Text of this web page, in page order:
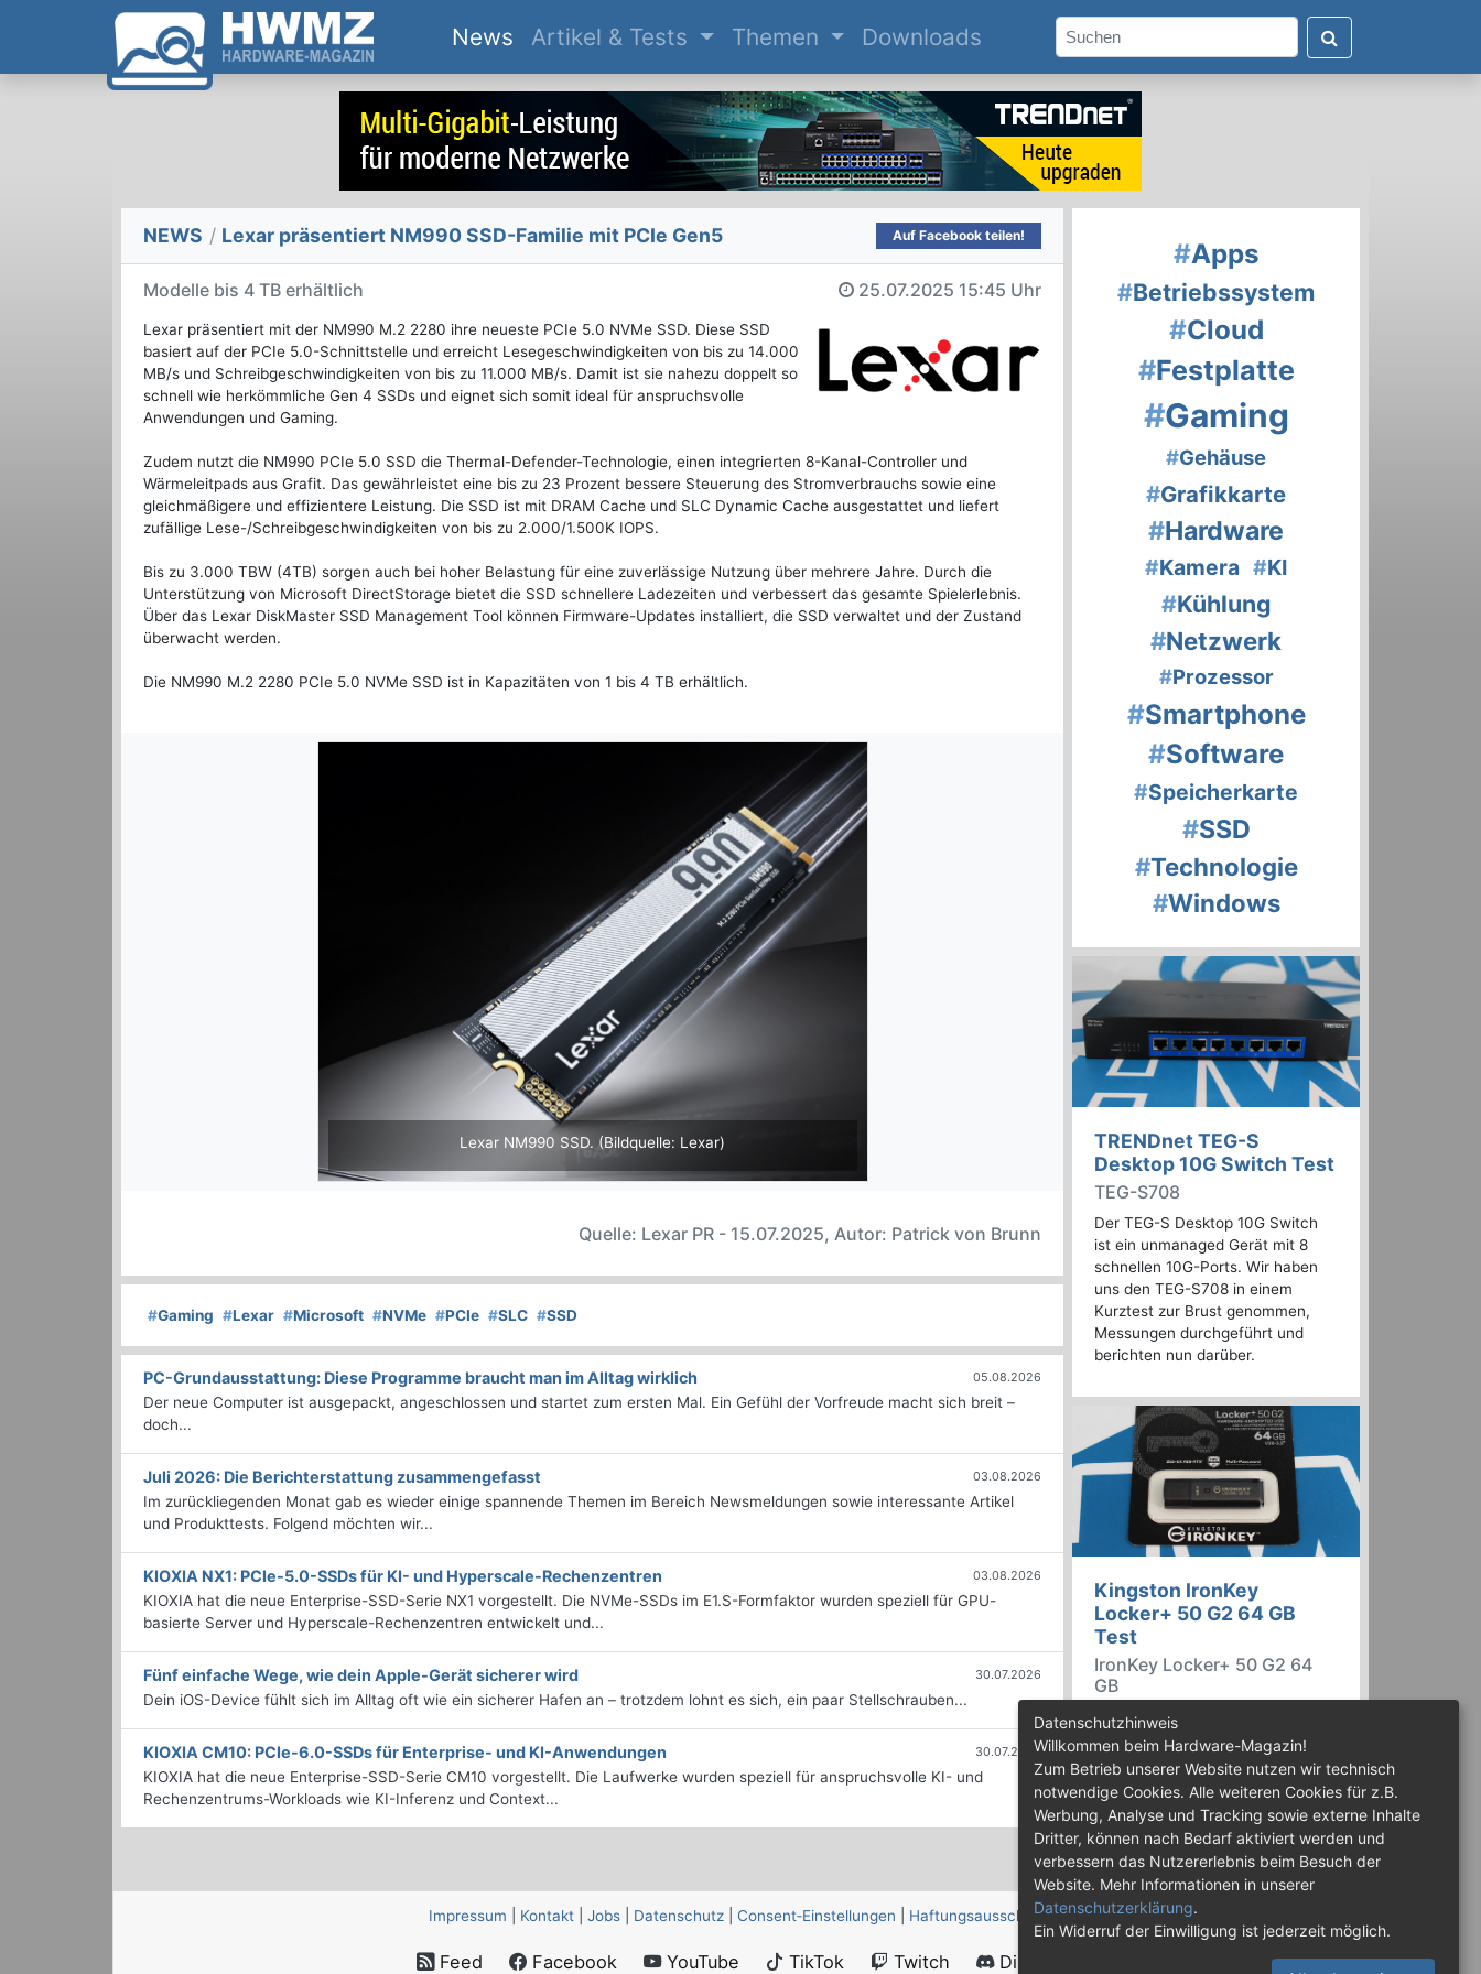
News(current)
Artikel & Tests Themen Downloads
NEWS / Lexar präsentiert NM990 SSD-Familie mit PCIe Gen5 Auf Facebook teilen!
Modelle bis 4 TB erhältlich 25.07.2025 15:45 Uhr
Lexar präsentiert mit der NM990 M.2 2280 ihre neueste PCIe 5.0 NVMe SSD. Diese SSD
basiert auf der PCIe 5.0-Schnittstelle und erreicht Lesegeschwindigkeiten von bis zu 14.000
MB/s und Schreibgeschwindigkeiten von bis zu 11.000 MB/s. Damit ist sie nahezu doppelt so
schnell wie herkömmliche Gen 4 SSDs und eignet sich somit ideal für anspruchsvolle
Anwendungen und Gaming.
Zudem nutzt die NM990 PCIe 5.0 SSD die Thermal-Defender-Technologie, einen integrierten 8-Kanal-Controller und
Wärmeleitpads aus Grafit. Das gewährleistet eine bis zu 23 Prozent bessere Steuerung des Stromverbrauchs sowie eine
gleichmäßigere und effizientere Leistung. Die SSD ist mit DRAM Cache und SLC Dynamic Cache ausgestattet und liefert
zufällige Lese-/Schreibgeschwindigkeiten von bis zu 2.000/1.500K IOPS.
Bis zu 3.000 TBW (4TB) sorgen auch bei hoher Belastung für eine zuverlässige Nutzung über mehrere Jahre. Durch die
Unterstützung von Microsoft DirectStorage bietet die SSD schnellere Ladezeiten und verbessert das gesamte Spielerlebnis.
Über das Lexar DiskMaster SSD Management Tool können Firmware-Updates installiert, die SSD verwaltet und der Zustand
überwacht werden.
Die NM990 M.2 2280 PCIe 5.0 NVMe SSD ist in Kapazitäten von 1 bis 4 TB erhältlich.
Lexar NM990 SSD. (Bildquelle: Lexar)
Quelle: Lexar PR - 15.07.2025, Autor: Patrick von Brunn
#Gaming #Lexar #Microsoft #NVMe #PCIe #SLC #SSD
PC-Grundausstattung: Diese Programme braucht man im Alltag wirklich 05.08.2026
Der neue Computer ist ausgepackt, angeschlossen und startet zum ersten Mal. Ein Gefühl der Vorfreude macht sich breit –
doch...
Juli 2026: Die Bericht­erstattung zusammengefasst 03.08.2026
Im zurückliegenden Monat gab es wieder einige spannende Themen im Bereich Newsmeldungen sowie interessante Artikel
und Produkttests. Folgend möchten wir...
KIOXIA NX1: PCIe-5.0-SSDs für KI- und Hyperscale-Rechenzentren 03.08.2026
KIOXIA hat die neue Enterprise-SSD-Serie NX1 vorgestellt. Die NVMe-SSDs im E1.S-Formfaktor wurden speziell für GPU-
basierte Server und Hyperscale-Rechenzentren entwickelt und...
Fünf einfache Wege, wie dein Apple-Gerät sicherer wird 30.07.2026
Dein iOS-Device fühlt sich im Alltag oft wie ein sicherer Hafen an – trotzdem lohnt es sich, ein paar Stellschrauben...
KIOXIA CM10: PCIe-6.0-SSDs für Enterprise- und KI-Anwendungen 30.07.2026
KIOXIA hat die neue Enterprise-SSD-Serie CM10 vorgestellt. Die Laufwerke wurden speziell für anspruchsvolle KI- und
Rechenzentrums-Workloads wie KI-Inferenz und Context...
#Apps
#Betriebssystem
#Cloud
#Festplatte
#Gaming
#Gehäuse
#Grafikkarte
#Hardware
#Kamera #KI
#Kühlung
#Netzwerk
#Prozessor
#Smartphone
#Software
#Speicherkarte
#SSD
#Technologie
#Windows
TRENDnet TEG-S
Desktop 10G Switch Test
TEG-S708
Der TEG-S Desktop 10G Switch
ist ein unmanaged Gerät mit 8
schnellen 10G-Ports. Wir haben
uns den TEG-S708 in einem
Kurztest zur Brust genommen,
Messungen durchgeführt und
berichten nun darüber.
Kingston IronKey
Locker+ 50 G2 64 GB
Test
IronKey Locker+ 50 G2 64
GB
Der IronKey Locker+ 50 G2 von
Kingston ist ein USB-
Flashspeicher mit 256 Bit starker
AES-HW-Verschlüsselung im XTS-
Modus. Wir haben das 64-GB-
Modell im Praxistest genauer
begutachtet.
Impressum Kontakt Jobs Datenschutz Consent‑Einstellungen Haftungsausschluss
Feed Facebook YouTube TikTok Twitch Discord
Datenschutzhinweis
Willkommen beim Hardware-Magazin!
Zum Betrieb unserer Website nutzen wir technisch
notwendige Cookies. Alle weiteren Cookies für z.B.
Werbung, Analyse und Tracking sowie externe Inhalte
Dritter, können nach Bedarf aktiviert werden und
verbessern das Nutzererlebnis beim Besuch der
Website. Mehr Informationen in unserer
Datenschutzerklärung.
Ein Widerruf der Einwilligung ist jederzeit möglich.